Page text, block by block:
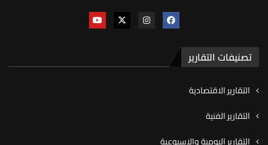
تصنيفات التقارير
التقارير الاقتصادية
التقارير الفنية
التقارير اليومية والاسبوعية